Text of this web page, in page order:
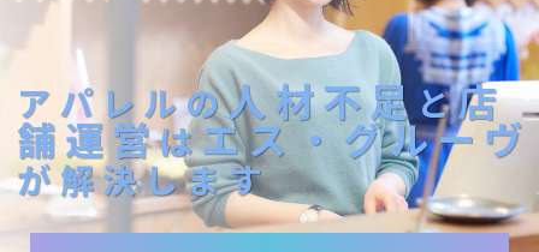
よくあるご質問
料金・お見積り
会社情報
アパレルの人材不足と店
舗運営はエス・グルーヴ
が解決します